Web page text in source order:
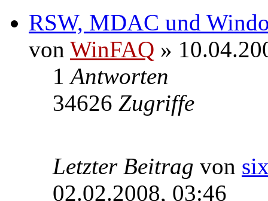
RSW, MDAC und
von WinFAQ »
1Antworten
34626 Zugriffe
Letzter Beitrag von
02.02.2008, 03:46